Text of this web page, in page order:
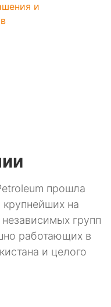
и
прошла
на
групп
работающих в
и целого